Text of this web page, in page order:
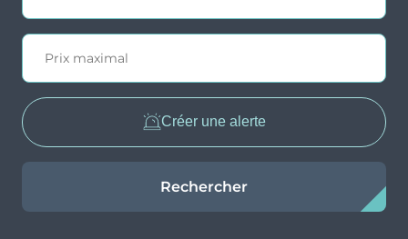
Créer une alerte
Rechercher